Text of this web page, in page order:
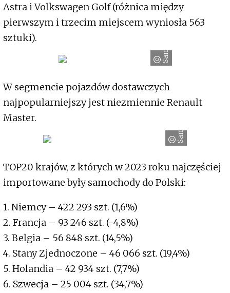
Astra i Volkswagen Golf (różnica między
pierwszym i trzecim miejscem wyniosła 563
sztuki).
Samar
W segmencie pojazdów dostawczych
najpopularniejszy jest niezmiennie Renault
Master.
Samar
TOP20 krajów, z których w 2023 roku najczęściej
importowane były samochody do Polski:
1. Niemcy – 422 293 szt. (1,6%)
2. Francja – 93 246 szt. (-4,8%)
3. Belgia – 56 848 szt. (14,5%)
4. Stany Zjednoczone – 46 066 szt. (19,4%)
5. Holandia – 42 934 szt. (7,7%)
6. Szwecja – 25 004 szt. (34,7%)